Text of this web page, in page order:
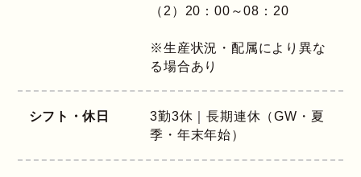
（2）20：00～08：20
※生産状況・配属により異な
る場合あり
シフト・休日
3勤3休｜長期連休（GW・夏
季・年末年始）